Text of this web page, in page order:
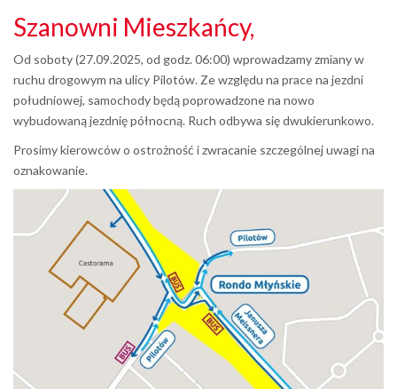
Szanowni Mieszkańcy,
Od soboty (27.09.2025, od godz. 06:00) wprowadzamy zmiany w
ruchu drogowym na ulicy Pilotów. Ze względu na prace na jezdni
południowej, samochody będą poprowadzone na nowo
wybudowaną jezdnię północną. Ruch odbywa się dwukierunkowo.
Prosimy kierowców o ostrożność i zwracanie szczególnej uwagi na
oznakowanie.